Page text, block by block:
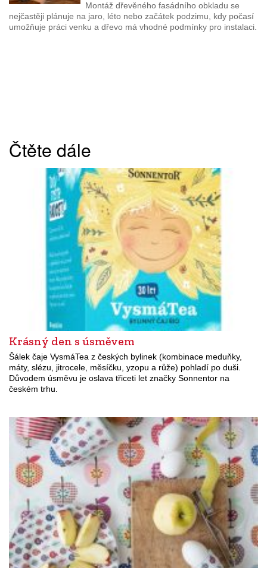
Montáž dřevěného fasádního obkladu se
nejčastěji plánuje na jaro, léto nebo začátek podzimu, kdy počasí
umožňuje práci venku a dřevo má vhodné podmínky pro instalaci.
Čtěte dále
Krásný den s úsměvem
Šálek čaje VysmáTea z českých bylinek (kombinace meduňky,
máty, slézu, jitrocele, měsíčku, yzopu a růže) pohladí po duši.
Důvodem úsměvu je oslava třiceti let značky Sonnentor na
českém trhu.